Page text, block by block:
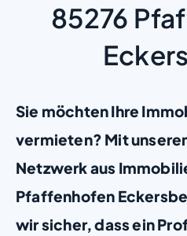
85276
Sie möchten Ihre
vermieten? Mit
Netzwerk aus
Pfaffenhofen
wir sicher, dass ein